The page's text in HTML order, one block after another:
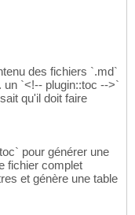
des fichiers `.md`
`<!-- plugin::toc -->`
qu'il doit faire
pour générer une
fichier complet
et génère une table